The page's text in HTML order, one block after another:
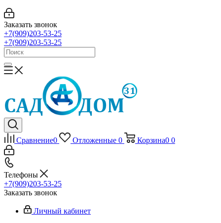
Заказать звонок
+7(909)203-53-25
+7(909)203-53-25
Сравнение0 Отложенные 0 Корзина0 0
Телефоны
+7(909)203-53-25
Заказать звонок
Личный кабинет